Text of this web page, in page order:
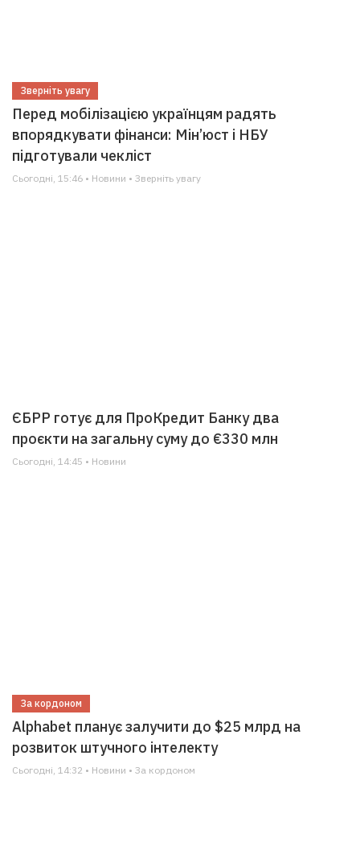
Зверніть увагу
Перед мобілізацією українцям радять
впорядкувати фінанси: Мін’юст і НБУ
підготували чекліст
Сьогодні, 15:46 • Новини • Зверніть увагу
ЄБРР готує для ПроКредит Банку два
проєкти на загальну суму до €330 млн
Сьогодні, 14:45 • Новини
За кордоном
Alphabet планує залучити до $25 млрд на
розвиток штучного інтелекту
Сьогодні, 14:32 • Новини • За кордоном